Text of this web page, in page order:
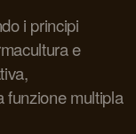
i principi
e
funzione multipla